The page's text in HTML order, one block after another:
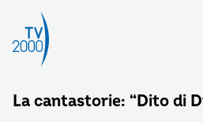
La cantastorie: “Dito di